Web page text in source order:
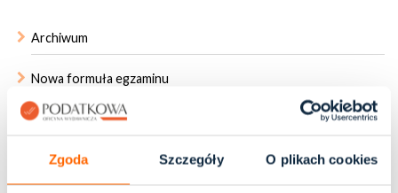
Zgoda Szczegóły O plikach cookies
Archiwum
Nowa formuła egzaminu